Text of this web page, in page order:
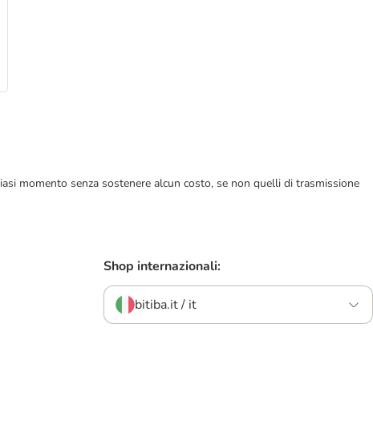
momento senza sostenere alcun costo, se non quelli di trasmissione
Shop internazionali:
bitiba.it / it